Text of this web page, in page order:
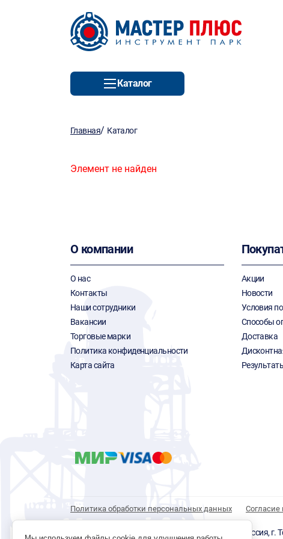
Каталог
Главная/ Каталог
Элемент не найден
О компании
О нас
Контакты
Наши сотрудники
Вакансии
Торговые марки
Политика конфиденциальности
Карта сайта
Акции
Новости
Условия
Способы
Доставка
Политика обработки персональных данных Согласие
© 1996 - 2026 инструмент парк «Мастер Плюс» Россия, г.